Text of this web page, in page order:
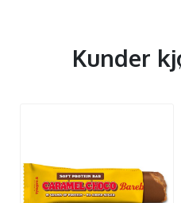
Kunder